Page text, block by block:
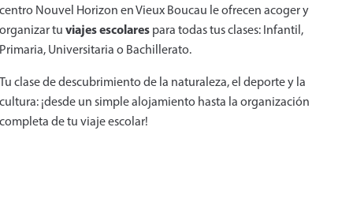
centro Nouvel Horizon en Vieux Boucau le ofrecen acoger y
organizar tu viajes escolares para todas tus clases: Infantil,
Primaria, Universitaria o Bachillerato.
Tu clase de descubrimiento de la naturaleza, el deporte y la
cultura: ¡desde un simple alojamiento hasta la organización
completa de tu viaje escolar!